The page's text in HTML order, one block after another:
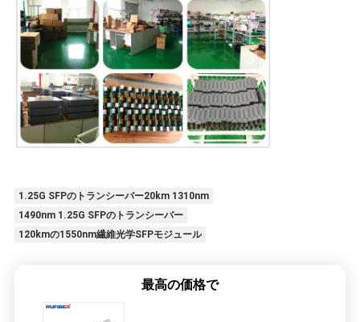
1.25G SFPのトランシーバー20km 1310nm
1490nm 1.25G SFPのトランシーバー
120kmの1550nm繊維光学SFPモジュール
最高の価格で